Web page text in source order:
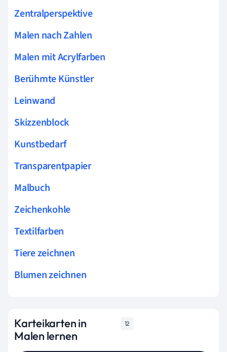
Zentralperspektive
Malen nach Zahlen
Malen mit Acrylfarben
Berühmte Künstler
Leinwand
Skizzenblock
Kunstbedarf
Transparentpapier
Malbuch
Zeichenkohle
Textilfarben
Tiere zeichnen
Blumen zeichnen
Karteikarten in
Malen lernen
12